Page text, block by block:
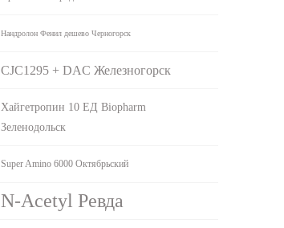
Нандролон Фенил дешево Черногорск
CJC1295 + DAC Железногорск
Хайгетропин 10 ЕД Biopharm
Зеленодольск
Super Amino 6000 Октябрьский
N-Acetyl Ревда